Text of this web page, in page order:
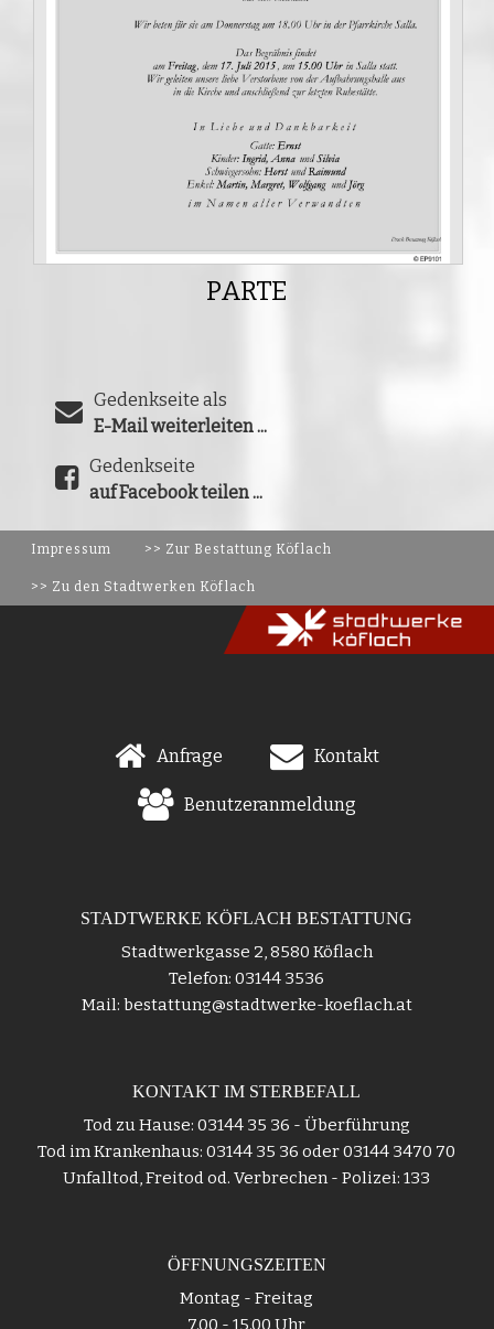
PARTE
Gedenkseite als
E-Mail weiterleiten ...
Gedenkseite
auf Facebook teilen ...
Impressum >> Zur Bestattung Köflach
>> Zu den Stadtwerken Köflach
Anfrage Kontakt
Benutzeranmeldung
STADTWERKE KÖFLACH BESTATTUNG
Stadtwerkgasse 2, 8580 Köflach
Telefon: 03144 3536
Mail: bestattung@stadtwerke-koeflach.at
KONTAKT IM STERBEFALL
Tod zu Hause: 03144 35 36 - Überführung
Tod im Krankenhaus: 03144 35 36 oder 03144 3470 70
Unfalltod, Freitod od. Verbrechen - Polizei: 133
ÖFFNUNGSZEITEN
Montag - Freitag
7.00 - 15.00 Uhr